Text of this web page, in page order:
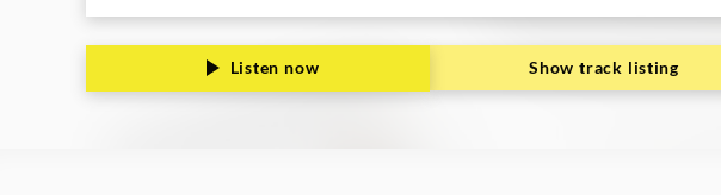
Listen now Show track listing